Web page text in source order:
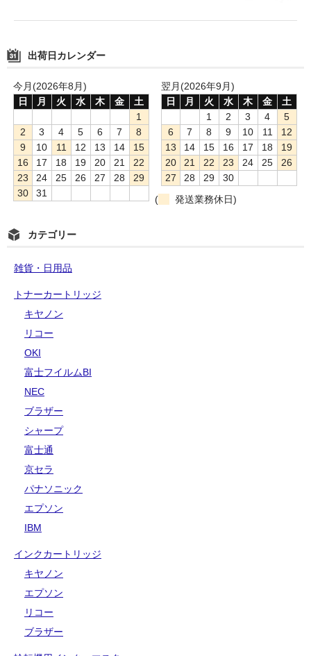
出荷日カレンダー
今月(2026年8月)
日
月 火 水 木 金
土
1
2
3 4 5 6 7
8
9
10 11 12 13 14
15
16
17 18 19 20 21
22
23
24 25 26 27 28
29
30
31
翌月(2026年9月)
日
月 火 水 木 金
土
1
2 3 4
5
6
7 8 9 10 11
12
13
14 15 16 17 18
19
20
21 22 23 24 25
26
27
28 29
30
(
発送業務休日)
カテゴリー
雑貨・日用品
トナーカートリッジ
キヤノン
リコー
OKI
富士フイルムBI
NEC
ブラザー
シャープ
富士通
京セラ
パナソニック
エプソン
IBM
インクカートリッジ
キヤノン
エプソン
リコー
ブラザー